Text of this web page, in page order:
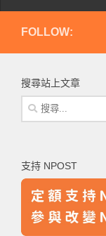
FOLLOW:
搜尋站上文章
搜
尋
字:
支持 NPOST